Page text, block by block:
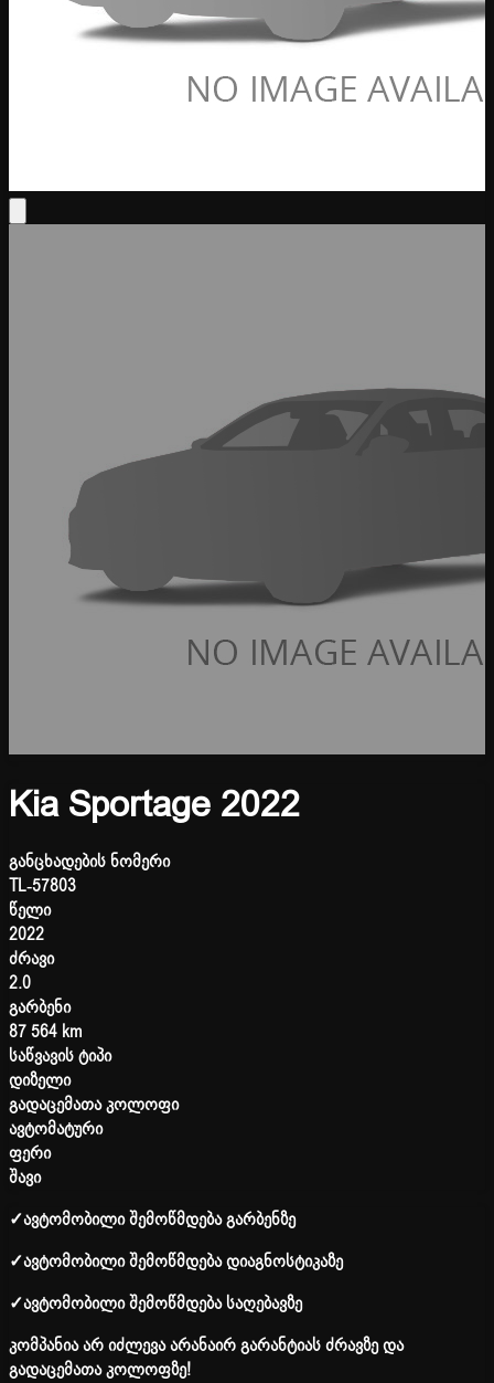
Kia Sportage 2022
განცხადების ნომერი
TL-57803
წელი
2022
ძრავი
2.0
გარბენი
87 564 km
საწვავის ტიპი
დიზელი
გადაცემათა კოლოფი
ავტომატური
ფერი
შავი
✓ავტომობილი შემოწმდება გარბენზე
✓ავტომობილი შემოწმდება დიაგნოსტიკაზე
✓ავტომობილი შემოწმდება საღებავზე
კომპანია არ იძლევა არანაირ გარანტიას ძრავზე და
გადაცემათა კოლოფზე!